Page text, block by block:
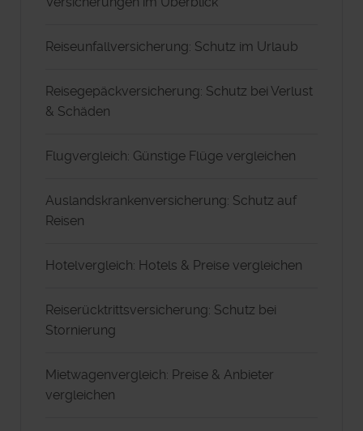
Reiseunfallversicherung: Schutz im Urlaub
Reisegepäckversicherung: Schutz bei Verlust
& Schäden
Flugvergleich: Günstige Flüge vergleichen
Auslandskrankenversicherung: Schutz auf
Reisen
Hotelvergleich: Hotels & Preise vergleichen
Reiserücktrittsversicherung: Schutz bei
Stornierung
Mietwagenvergleich: Preise & Anbieter
vergleichen